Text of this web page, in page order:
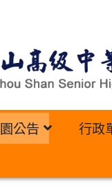
公告 行政